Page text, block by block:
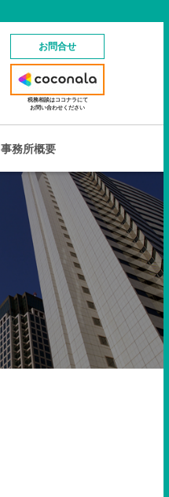
お問合せ
税務相談はココナラにて
お問い合わせください
事務所概要